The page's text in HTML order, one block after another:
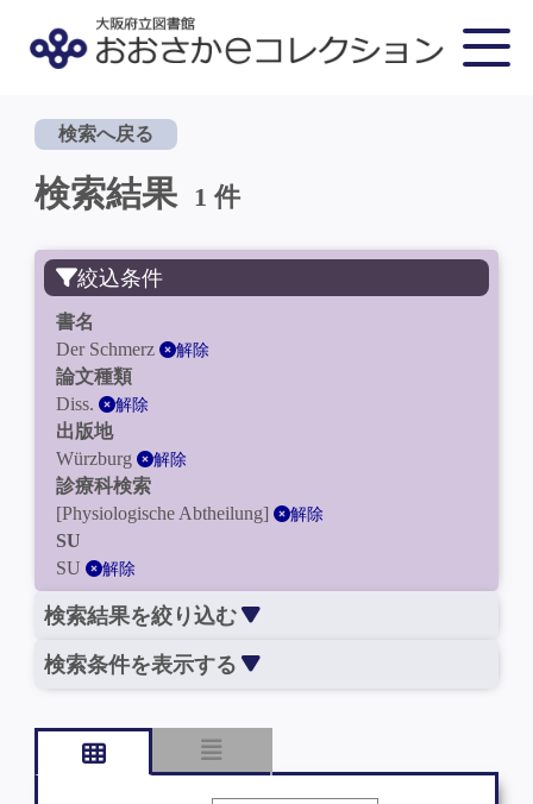
検索へ戻る
検索結果 1 件
絞込条件
書名
Der Schmerz
解除
論文種類
Diss.
解除
出版地
Würzburg
解除
診療科検索
[Physiologische Abtheilung]
解除
SU
SU
解除
検索結果を絞り込む
検索条件を表示する